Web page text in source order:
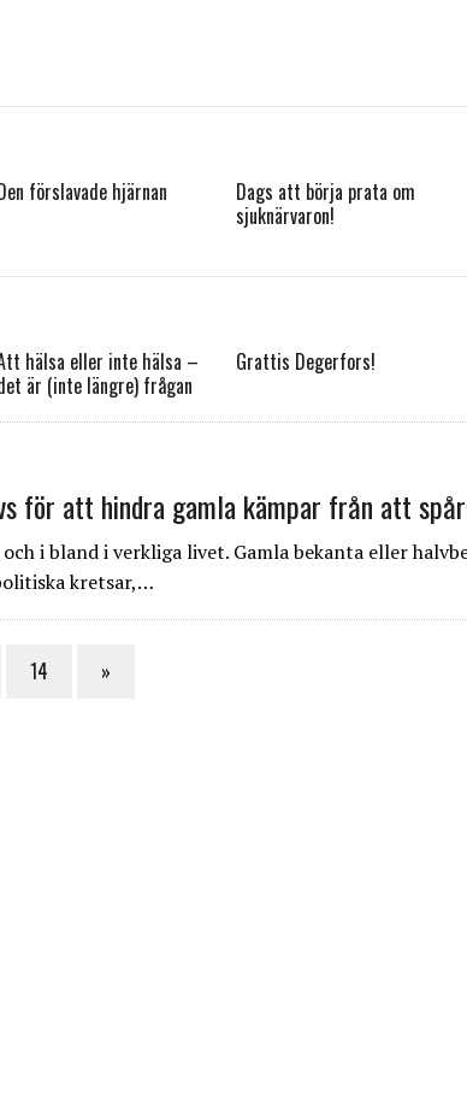
förslavade hjärnan
Dags att börja prata om
sjuknärvaron!
hälsa eller inte hälsa –
är (inte längre) frågan
Grattis Degerfors!
för att hindra gamla kämpar från att
och i bland i verkliga livet. Gamla bekanta eller
kretsar,…
14 »